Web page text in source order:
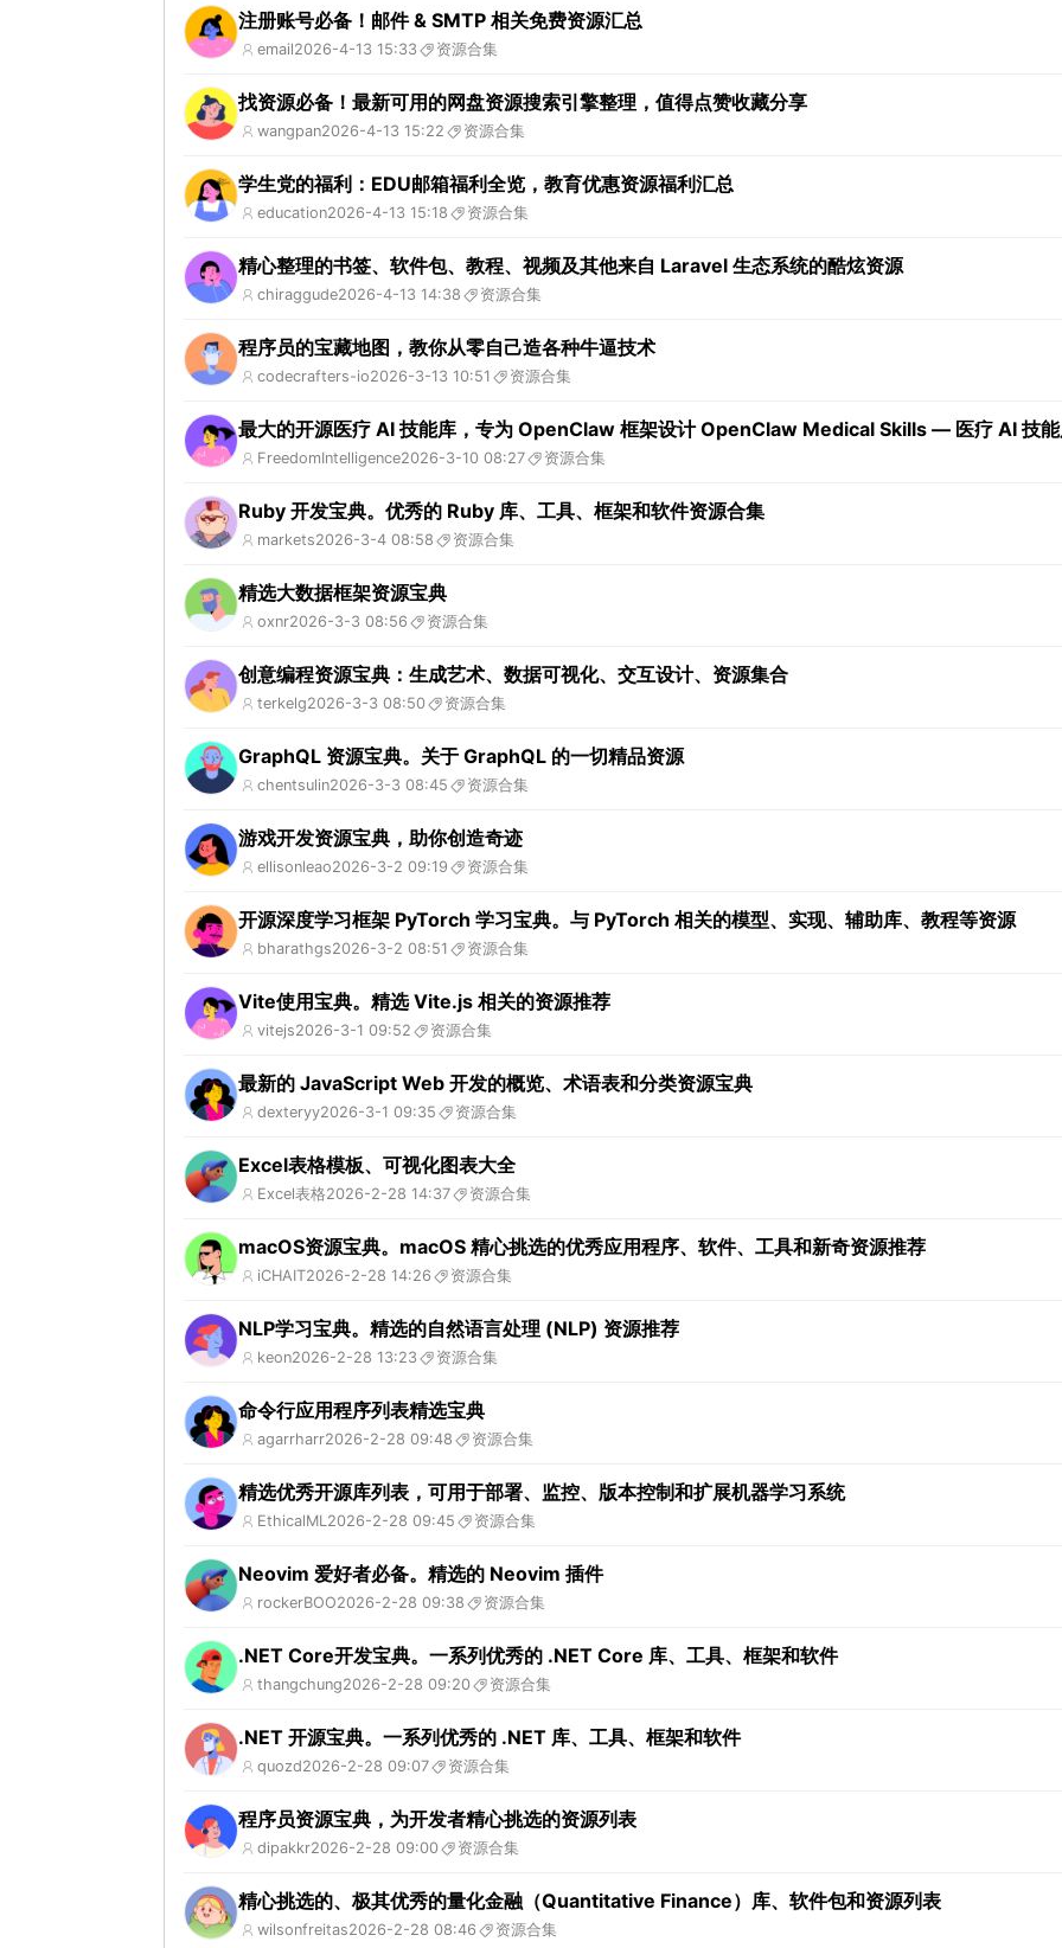
注册账号必备！邮件 & SMTP 相关免费资源汇总
email2026-4-13 15:33 资源合集
找资源必备！最新可用的网盘资源搜索引擎整理，值得点赞收藏分享
wangpan2026-4-13 15:22 资源合集
学生党的福利：EDU邮箱福利全览，教育优惠资源福利汇总
education2026-4-13 15:18 资源合集
精心整理的书签、软件包、教程、视频及其他来自 Laravel 生态系统的酷炫资源
chiraggude2026-4-13 14:38 资源合集
程序员的宝藏地图，教你从零自己造各种牛逼技术
codecrafters-io2026-3-13 10:51 资源合集
最大的开源医疗 AI 技能库，专为 OpenClaw 框架设计 OpenClaw Medical Skills — 医疗 AI 技
FreedomIntelligence2026-3-10 08:27 资源合集
Ruby 开发宝典。优秀的 Ruby 库、工具、框架和软件资源合集
markets2026-3-4 08:58 资源合集
精选大数据框架资源宝典
oxnr2026-3-3 08:56 资源合集
创意编程资源宝典：生成艺术、数据可视化、交互设计、资源集合
terkelg2026-3-3 08:50 资源合集
GraphQL 资源宝典。关于 GraphQL 的一切精品资源
chentsulin2026-3-3 08:45 资源合集
游戏开发资源宝典，助你创造奇迹
ellisonleao2026-3-2 09:19 资源合集
开源深度学习框架 PyTorch 学习宝典。与 PyTorch 相关的模型、实现、辅助库、教程等资源
bharathgs2026-3-2 08:51 资源合集
Vite使用宝典。精选 Vite.js 相关的资源推荐
vitejs2026-3-1 09:52 资源合集
最新的 JavaScript Web 开发的概览、术语表和分类资源宝典
dexteryy2026-3-1 09:35 资源合集
Excel表格模板、可视化图表大全
Excel表格2026-2-28 14:37 资源合集
macOS资源宝典。macOS 精心挑选的优秀应用程序、软件、工具和新奇资源推荐
iCHAIT2026-2-28 14:26 资源合集
NLP学习宝典。精选的自然语言处理 (NLP) 资源推荐
keon2026-2-28 13:23 资源合集
命令行应用程序列表精选宝典
agarrharr2026-2-28 09:48 资源合集
精选优秀开源库列表，可用于部署、监控、版本控制和扩展机器学习系统
EthicalML2026-2-28 09:45 资源合集
Neovim 爱好者必备。精选的 Neovim 插件
rockerBOO2026-2-28 09:38 资源合集
.NET Core开发宝典。一系列优秀的 .NET Core 库、工具、框架和软件
thangchung2026-2-28 09:20 资源合集
.NET 开源宝典。一系列优秀的 .NET 库、工具、框架和软件
quozd2026-2-28 09:07 资源合集
程序员资源宝典，为开发者精心挑选的资源列表
dipakkr2026-2-28 09:00 资源合集
精心挑选的、极其优秀的量化金融（Quantitative Finance）库、软件包和资源列表
wilsonfreitas2026-2-28 08:46 资源合集